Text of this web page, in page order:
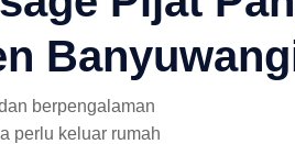
berpengalaman
perlu keluar rumah